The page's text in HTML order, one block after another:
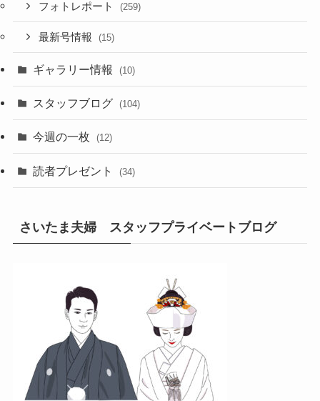
フォトレポート (259)
最新号情報 (15)
ギャラリー情報 (10)
スタッフブログ (104)
今週の一枚 (12)
読者プレゼント (34)
さいたま夫婦 スタッフプライベートブログ